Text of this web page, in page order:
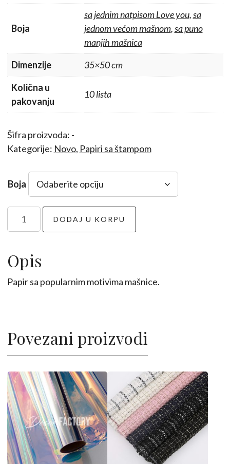
350,00 RSD.
Boja
sa jednim natpisom Love you,sa
jednom većom mašnom,sa puno
manjih mašnica
Dimenzije
35×50 cm
Količna u
pakovanju
10 lista
Šifra proizvoda: -
Kategorije: Novo, Papiri sa štampom
Boja
količina
DODAJ U KORPU
Opis
Papir sa popularnim motivima mašnice.
Povezani proizvodi
proizvod
ima
više
varijanti.
Opcije